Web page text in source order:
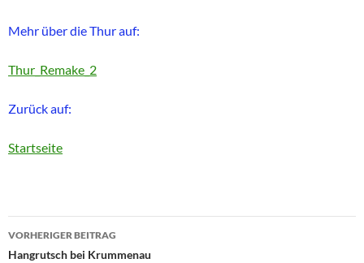
Mehr über die Thur auf:
Thur_Remake_2
Zurück auf:
Startseite
Beitragsnavigation
VORHERIGER BEITRAG
Hangrutsch bei Krummenau